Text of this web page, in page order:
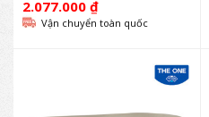
2.077.000 ₫
Vận chuyển toàn quốc